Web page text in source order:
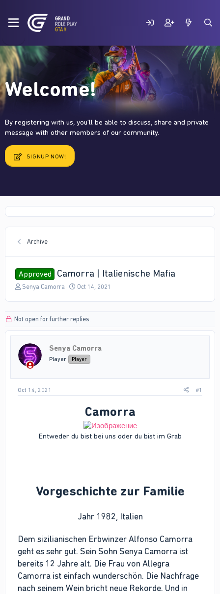
Welcome!
By registering with us, you'll be able to discuss, share and private
message with other members of our community.
SIGNUP NOW!
Archive
Approved Camorra | Italienische Mafia
T
a
d
t
a
r
r
Senya Camorra
S
t
d
t
e
Oct 14, 2021
Not open for further replies.
Senya Camorra
Player Player
Oct 14, 2021 #1
Camorra
Entweder du bist bei uns oder du bist im Grab
Vorgeschichte zur Familie
Jahr 1982, Italien
Dem sizilianischen Erbwinzer Alfonso Camorra
geht es sehr gut. Sein Sohn Senya Camorra ist
bereits 12 Jahre alt. Die Frau von Allegra
Camorra ist einfach wunderschön. Die Nachfrage
nach seinem Wein bricht neue Rekorde. Und in